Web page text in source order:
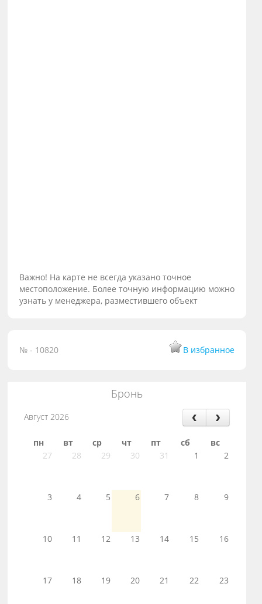
Важно! На карте не всегда указано точное
местоположение. Более точную информацию можно
узнать у менеджера, разместившего объект
№ - 10820 В избранное
Бронь
Август 2026
пн вт ср чт пт сб
вс
27
28 29 30 31 1 2
3 4 5 6 7 8 9
10 11 12 13 14 15 16
17 18 19 20 21 22 23